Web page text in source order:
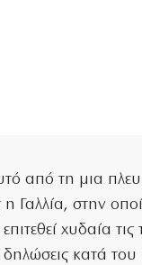
από τη μια
η Γαλλία, στην
χυδαία τις
δηλώσεις κατά